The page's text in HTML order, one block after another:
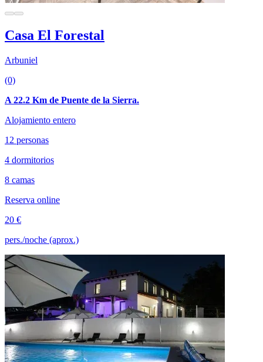
Casa El Forestal
Arbuniel
(0)
A 22.2 Km de Puente de la Sierra.
Alojamiento entero
12 personas
4 dormitorios
8 camas
Reserva online
20 €
pers./noche (aprox.)